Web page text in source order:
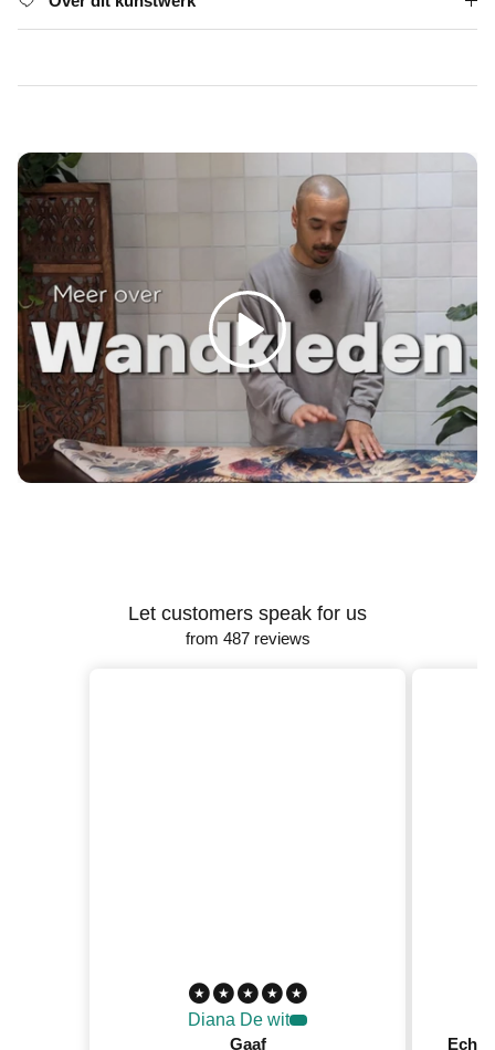
Spelen
Let customers speak for us
from 487 reviews
Diana De wit
Gaaf